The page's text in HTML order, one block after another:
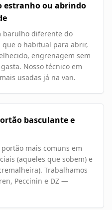
estranho ou abrindo
barulho diferente do
o habitual para abrir,
engrenagem sem
Nosso técnico em
usadas já na van.
basculante e
mais comuns em
(aqueles que sobem) e
Trabalhamos
Peccinin e DZ —